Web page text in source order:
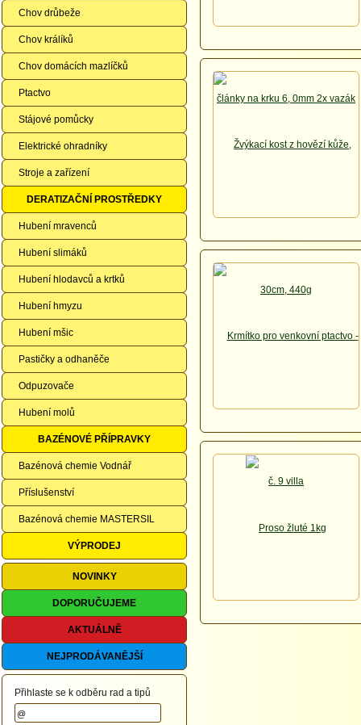
Chov drůbeže
Chov králíků
Chov domácích mazlíčků
Ptactvo
Stájové pomůcky
Elektrické ohradníky
Stroje a zařízení
DERATIZAČNÍ PROSTŘEDKY
Hubení mravenců
Hubení slimáků
Hubení hlodavců a krtků
Hubení hmyzu
Hubení mšic
Pastičky a odhaněče
Odpuzovače
Hubení molů
BAZÉNOVÉ PŘÍPRAVKY
Bazénová chemie Vodnář
Příslušenství
Bazénová chemie MASTERSIL
VÝPRODEJ
NOVINKY
DOPORUČUJEME
AKTUÁLNĚ
NEJPRODÁVANĚJŠÍ
Přihlaste se k odběru rad a tipů